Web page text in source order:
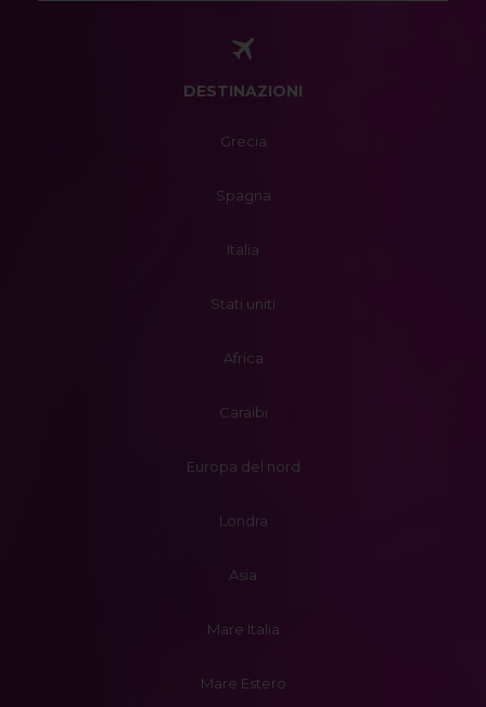
DESTINAZIONI
Grecia
Spagna
Italia
Stati uniti
Africa
Caraibi
Europa del nord
Londra
Asia
Mare Italia
Mare Estero